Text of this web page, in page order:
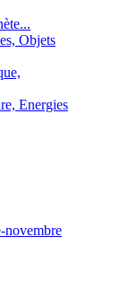
Objets
Energies
novembre